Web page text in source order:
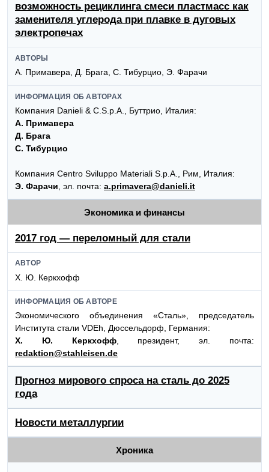
возможность рециклинга смеси пластмасс как
заменителя углерода при плавке в дуговых
электропечах
АВТОРЫ
А. Примавера, Д. Брага, С. Тибурцио, Э. Фарачи
ИНФОРМАЦИЯ ОБ АВТОРАХ
Компания Danieli & C.S.p.A., Буттрио, Италия:
А. Примавера
Д. Брага
С. Тибурцио
Компания Centro Sviluppo Materiali S.p.A., Рим, Италия:
Э. Фарачи , эл. почта: a.primavera@danieli.it
Экономика и финансы
2017 год — переломный для стали
АВТОР
Х. Ю. Керкхофф
ИНФОРМАЦИЯ ОБ АВТОРЕ
Экономического объединения «Сталь», председатель
Института стали VDEh, Дюссельдорф, Германия:
Х. Ю. Керкхофф, президент, эл. почта:
redaktion@stahleisen.de
Прогноз мирового спроса на сталь до 2025
года
Новости металлургии
Хроника